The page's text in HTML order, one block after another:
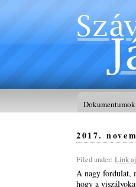
Dokumentumok
2017.
Filed under: Link
A nagy fordulat,
hogy a